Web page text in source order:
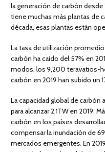
la generación de carbón
tiene muchas más plantas de
década, esas plantas están
La tasa de utilización
carbón ha caído del 57% en
modos, los 9,200 teravatios-
carbón en 2019 han subido un
La capacidad global de carbón
para alcanzar 2,1TW en 2019.
carbón en los países
compensar la inundación de
mercados emergentes. En